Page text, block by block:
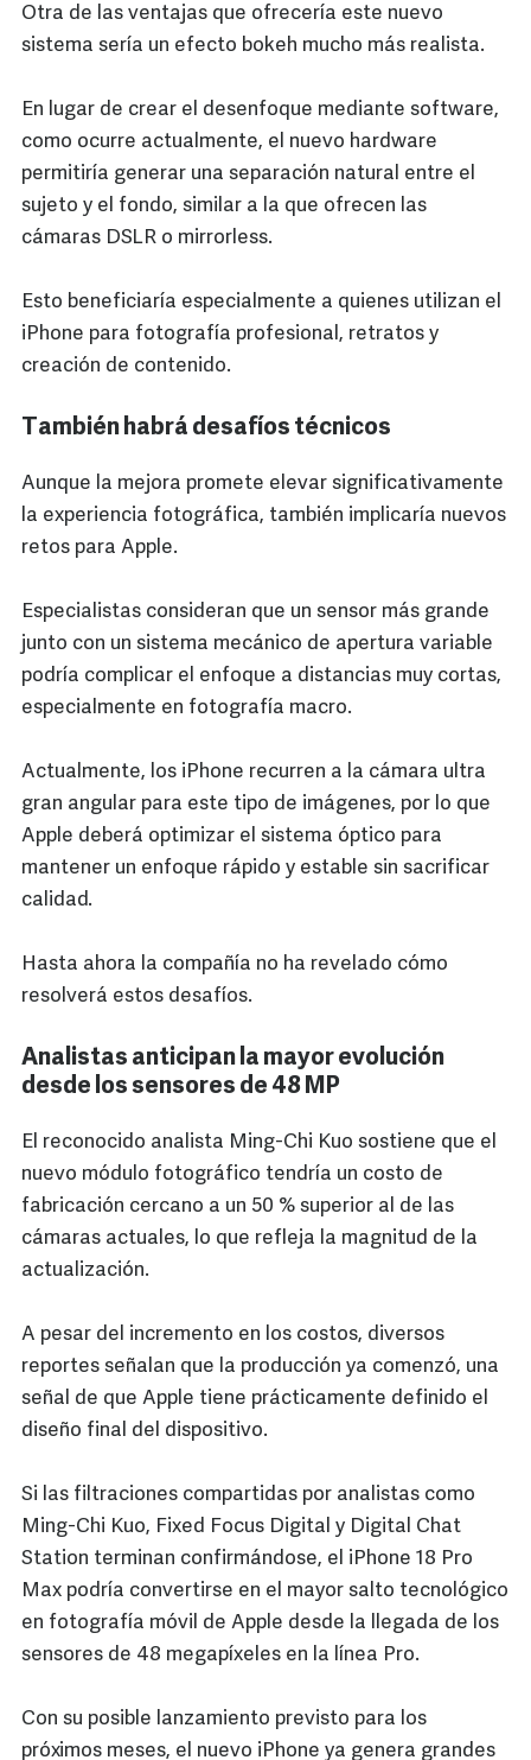
Otra de las ventajas que ofrecería este nuevo
sistema sería un efecto bokeh mucho más realista.
En lugar de crear el desenfoque mediante software,
como ocurre actualmente, el nuevo hardware
permitiría generar una separación natural entre el
sujeto y el fondo, similar a la que ofrecen las
cámaras DSLR o mirrorless.
Esto beneficiaría especialmente a quienes utilizan el
iPhone para fotografía profesional, retratos y
creación de contenido.
También habrá desafíos técnicos
Aunque la mejora promete elevar significativamente
la experiencia fotográfica, también implicaría nuevos
retos para Apple.
Especialistas consideran que un sensor más grande
junto con un sistema mecánico de apertura variable
podría complicar el enfoque a distancias muy cortas,
especialmente en fotografía macro.
Actualmente, los iPhone recurren a la cámara ultra
gran angular para este tipo de imágenes, por lo que
Apple deberá optimizar el sistema óptico para
mantener un enfoque rápido y estable sin sacrificar
calidad.
Hasta ahora la compañía no ha revelado cómo
resolverá estos desafíos.
Analistas anticipan la mayor evolución
desde los sensores de 48 MP
El reconocido analista Ming-Chi Kuo sostiene que el
nuevo módulo fotográfico tendría un costo de
fabricación cercano a un 50 % superior al de las
cámaras actuales, lo que refleja la magnitud de la
actualización.
A pesar del incremento en los costos, diversos
reportes señalan que la producción ya comenzó, una
señal de que Apple tiene prácticamente definido el
diseño final del dispositivo.
Si las filtraciones compartidas por analistas como
Ming-Chi Kuo, Fixed Focus Digital y Digital Chat
Station terminan confirmándose, el iPhone 18 Pro
Max podría convertirse en el mayor salto tecnológico
en fotografía móvil de Apple desde la llegada de los
sensores de 48 megapíxeles en la línea Pro.
Con su posible lanzamiento previsto para los
próximos meses, el nuevo iPhone ya genera grandes